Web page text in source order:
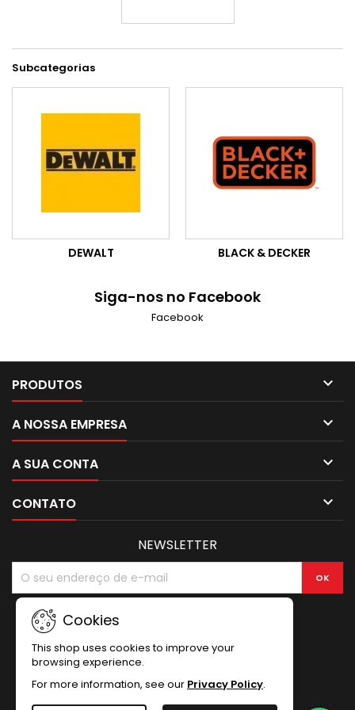
Subcategorias
DEWALT BLACK & DECKER
Siga-nos no Facebook
Facebook
PRODUTOS 
A NOSSA EMPRESA 
A SUA CONTA 
CONTATO 
Cookies
This shop uses cookies to improve your
browsing experience.
For more information, see our Privacy Policy.
NEWSLETTER